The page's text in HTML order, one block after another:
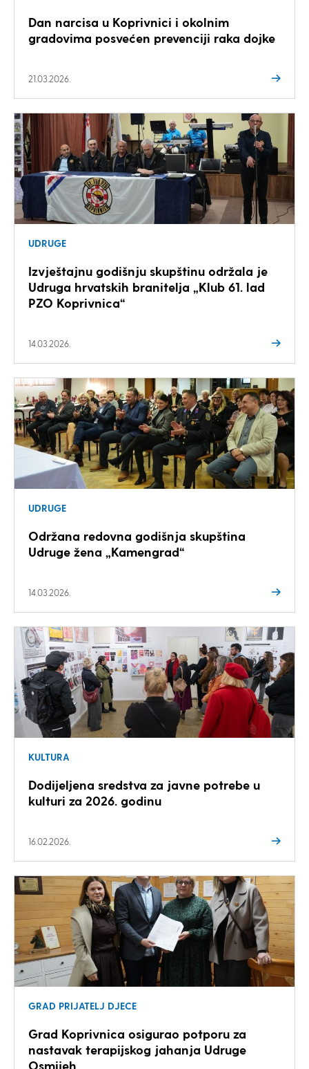
Dan narcisa u Koprivnici i okolnim
gradovima posvećen prevenciji raka dojke
21.03.2026.
UDRUGE
Izvještajnu godišnju skupštinu održala je
Udruga hrvatskih branitelja „Klub 61. lad
PZO Koprivnica“
14.03.2026.
UDRUGE
Održana redovna godišnja skupština
Udruge žena „Kamengrad“
14.03.2026.
KULTURA
Dodijeljena sredstva za javne potrebe u
kulturi za 2026. godinu
16.02.2026.
GRAD PRIJATELJ DJECE
Grad Koprivnica osigurao potporu za
nastavak terapijskog jahanja Udruge
Osmijeh